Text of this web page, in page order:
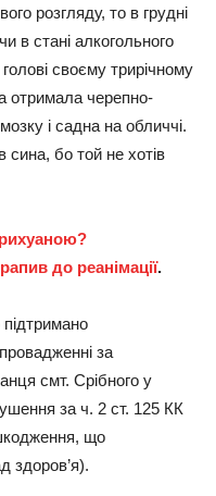
розгляду, то в грудні
в стані алкогольного
своєму трирічному
отримала черепно-
і садна на обличчі.
бо той не хотів
до реанімації.
за
смт. Срібного у
за ч. 2 ст. 125 КК
що
здоров’я).